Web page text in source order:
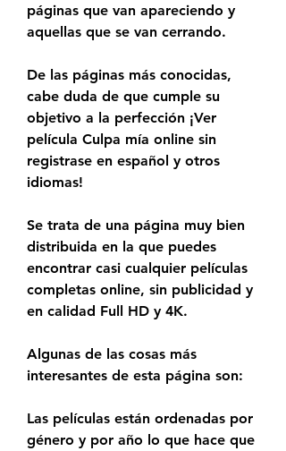
páginas que van apareciendo y
aquellas que se van cerrando.
De las páginas más conocidas,
cabe duda de que cumple su
objetivo a la perfección ¡Ver
película Culpa mía online sin
registrase en español y otros
idiomas!
Se trata de una página muy bien
distribuida en la que puedes
encontrar casi cualquier películas
completas online, sin publicidad y
en calidad Full HD y 4K.
Algunas de las cosas más
interesantes de esta página son:
Las películas están ordenadas por
género y por año lo que hace que